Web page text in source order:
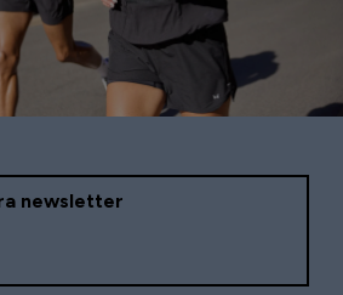
newsletter